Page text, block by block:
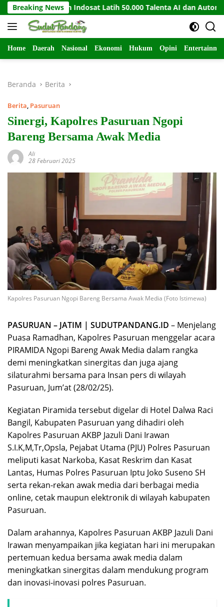
Langsung
ke
konten
Breaking News
UiPath dan Indosat Latih 50.000 Talenta AI dan Automation
Home Daerah Nasional Ekonomi Hukum Opini
Beranda Berita
Berita, Pasuruan
Sinergi, Kapolres Pasuruan Ngopi
Bareng Bersama Awak Media
Ali
28 Februari 2025
Kapolres Pasuruan Ngopi Bareng Bersama Awak Media (Foto Istimewa)
PASURUAN – JATIM | SUDUTPANDANG.ID – Menjelang
Puasa Ramadhan, Kapolres Pasuruan menggelar acara
PIRAMIDA Ngopi Bareng Awak Media dalam rangka
demi meningkatkan sinergitas dan juga ajang
silaturahmi bersama para Insan pers di wilayah
Pasuruan, Jum’at (28/02/25).
Kegiatan Piramida tersebut digelar di Hotel Dalwa Raci
Bangil, Kabupaten Pasuruan yang dihadiri oleh
Kapolres Pasuruan AKBP Jazuli Dani Irawan
S.I.K,M,Tr,Opsla, Pejabat Utama (PJU) Polres Pasuruan
meliputi kasat Narkoba, Kasat Reskrim dan Kasat
Lantas, Humas Polres Pasuruan Iptu Joko Suseno SH
serta rekan-rekan awak media dari berbagai media
online, cetak maupun elektronik di wilayah kabupaten
Pasuruan.
Dalam arahannya, Kapolres Pasuruan AKBP Jazuli Dani
Irawan menyampaikan jika kegiatan hari ini merupakan
pertemuan kedua bersama awak media dalam
meningkatkan sinergitas dalam mendukung program
dan inovasi-inovasi polres Pasuruan.